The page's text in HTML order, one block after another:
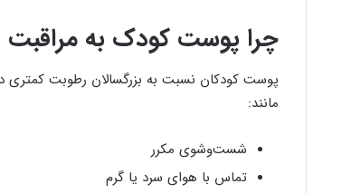
چرا پوست کودک به مراقبت
پوست کودکان نسبت به بزرگسالان رطوبت کمتری
مانند:
شست‌وشوی مکرر
تماس با هوای سرد یا گرم